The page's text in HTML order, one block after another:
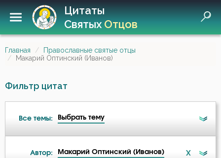
Цитаты
СвятыхОтцов
Главная
Православные святые отцы
Макарий Оптинский (Иванов)
Фильтр цитат
Все темы: Выбрать тему
Автор: Макарий Оптинский (Иванов) X